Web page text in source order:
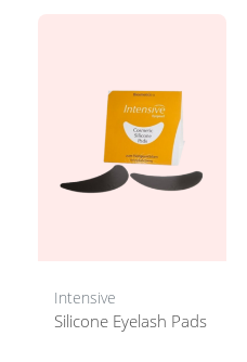
Intensive
Silicone Eyelash Pads